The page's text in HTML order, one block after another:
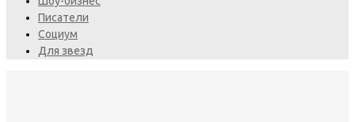
Писатели
Социум
Для звезд